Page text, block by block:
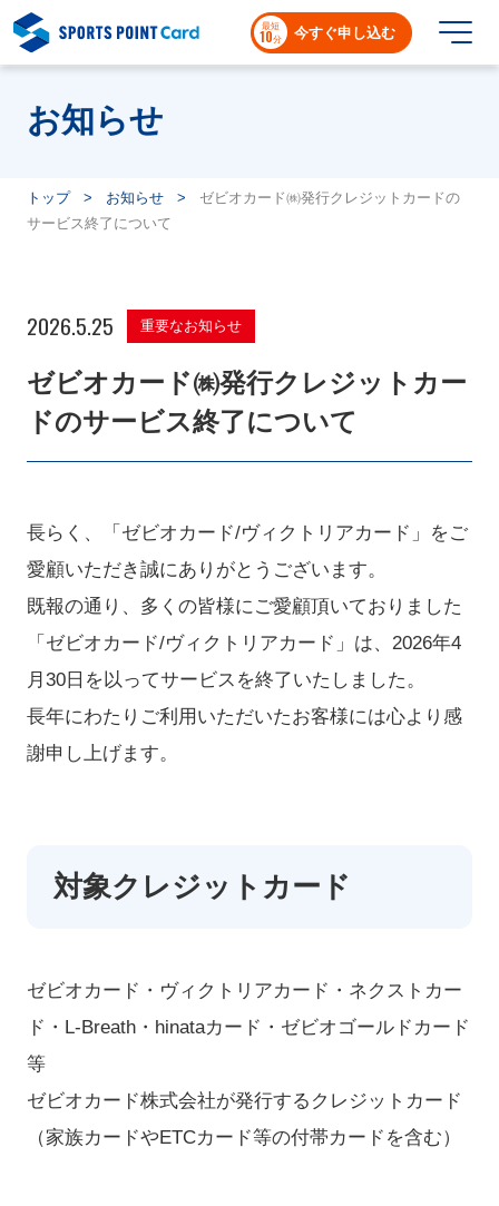
最短
10分 今すぐ申し込む
カードラインナップ
スポーツポイントカードが選ばれる理由
スポーツポイント会員サイトへの登録方法
Vpassとは…?
カード一覧
ゴールドポイントプログラム
お申し込み
お知らせ
トップ > お知らせ >
ゼビオカード㈱発行クレジットカードの
サービス終了について
2026.5.25 重要なお知らせ
ゼビオカード㈱発行クレジットカー
ドのサービス終了について
長らく、「ゼビオカード/ヴィクトリアカード」をご
愛顧いただき誠にありがとうございます。
既報の通り、多くの皆様にご愛顧頂いておりました
「ゼビオカード/ヴィクトリアカード」は、2026年4
月30日を以ってサービスを終了いたしました。
長年にわたりご利用いただいたお客様には心より感
謝申し上げます。
対象クレジットカード
ゼビオカード・ヴィクトリアカード・ネクストカー
ド・L-Breath・hinataカード・ゼビオゴールドカード
等
ゼビオカード株式会社が発行するクレジットカード
（家族カードやETCカード等の付帯カードを含む）